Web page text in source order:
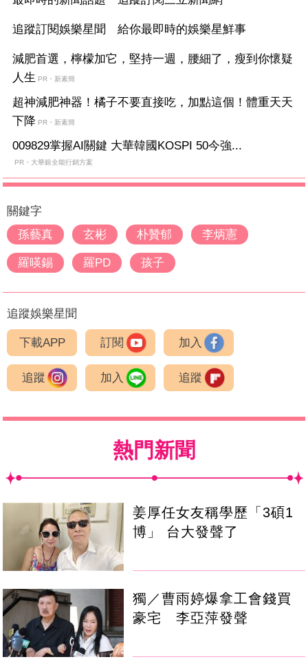
追蹤訂閱娛樂星聞 給你最即時的娛樂星鮮事
減肥首選，檸檬加它，堅持一週，腰細了，瘦到你懷疑
人生 PR・新素簡
超神減肥神器！橘子不要直接吃，加點這個！體重天天
下降 PR・新素簡
009829掌握AI關鍵 大華韓國KOSPI 50今強...
PR・大華銀全能行銷方案
關鍵字
孫藝真
玄彬 朴贊郁 李炳憲
羅暎錫 羅PD 孩子
追蹤娛樂星聞
下載APP 訂閱 加入
追蹤 加入 追蹤
熱門新聞
姜厚任女友稱學歷「3碩1
博」 台大發聲了
獨／曹雨婷爆拿工會錢買
豪宅 李亞萍發聲